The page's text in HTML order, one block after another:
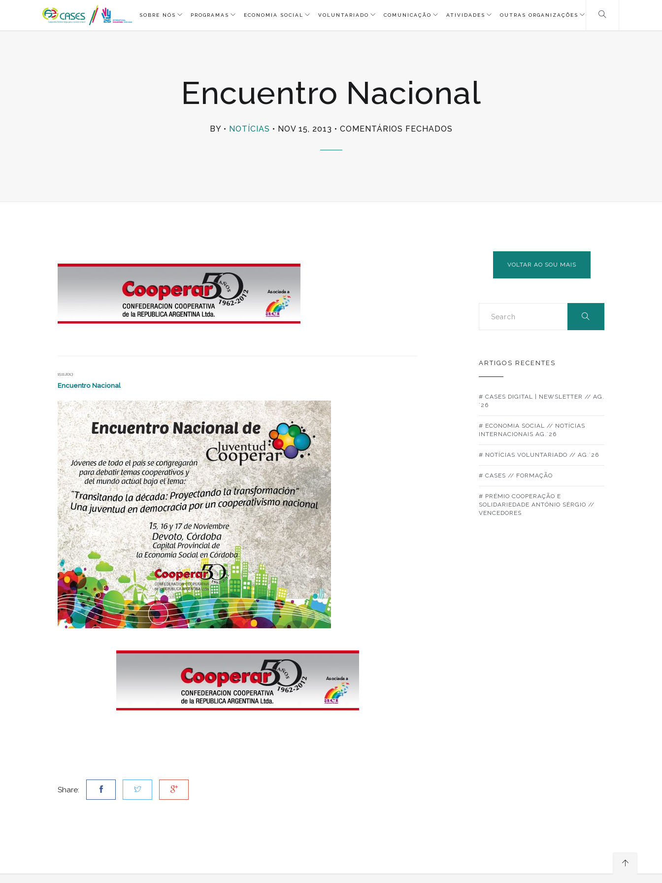
SOBRE NÓS PROGRAMAS ECONOMIA SOCIAL VOLUNTARIADO COMUNICAÇÃO ATIVIDADES OUTRAS ORGANIZAÇÕES
Encuentro Nacional
BY NOTÍCIAS NOV 15, 2013 COMENTÁRIOS FECHADOS
15.11.2013
Encuentro Nacional
Share:
VOLTAR AO SOU MAIS
ARTIGOS RECENTES
# CASES DIGITAL | NEWSLETTER // AG.
´26
# ECONOMIA SOCIAL // NOTÍCIAS
INTERNACIONAIS AG.´26
# NOTÍCIAS VOLUNTARIADO // AG.´26
# CASES // FORMAÇÃO
# PRÉMIO COOPERAÇÃO E
SOLIDARIEDADE ANTÓNIO SÉRGIO //
VENCEDORES